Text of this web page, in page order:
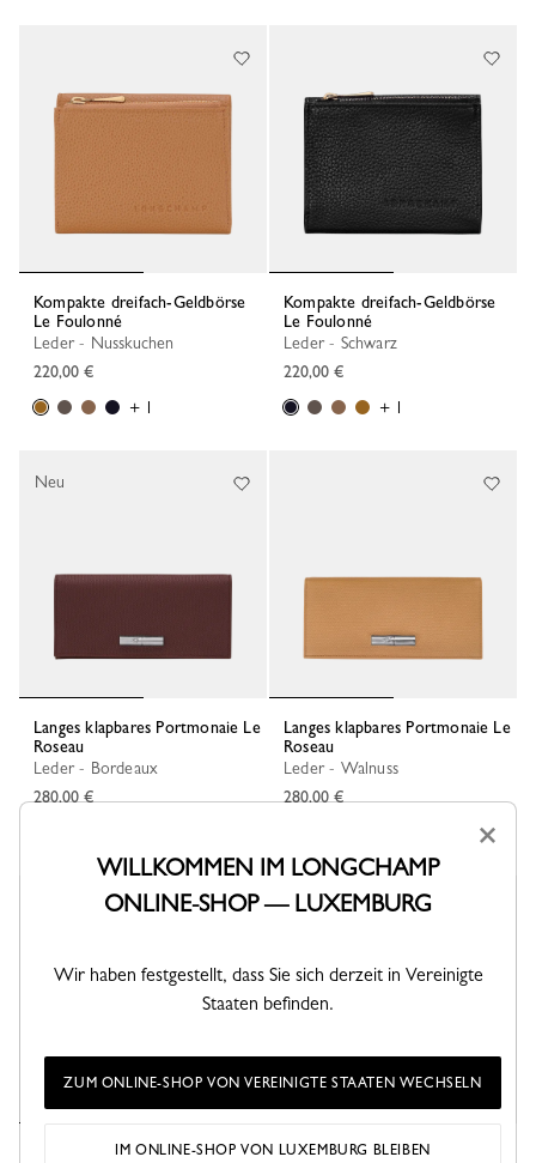
Kompakte dreifach-Geldbörse
Le Foulonné
Leder - Nusskuchen
220,00 €
+ 1
Kompakte dreifach-Geldbörse
Le Foulonné
Leder - Schwarz
220,00 €
+ 1
Langes klapbares Portmonaie Le
Roseau
Leder - Bordeaux
280,00 €
Neu
Langes klapbares Portmonaie Le
Roseau
Leder - Walnuss
280,00 €
Kompakte dreifach-Geldbörse
×
WILLKOMMEN IM LONGCHAMP
ONLINE-SHOP — LUXEMBURG
Wir haben festgestellt, dass Sie sich derzeit in Vereinigte
Staaten befinden.
ZUM ONLINE-SHOP VON VEREINIGTE STAATEN WECHSELN
IM ONLINE-SHOP VON LUXEMBURG BLEIBEN